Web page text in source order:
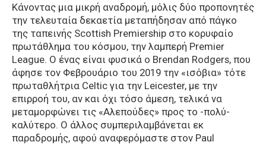
Κάνοντας μια μικρή αναδρομή, μόλις δύο προπονητές
την τελευταία δεκαετία μεταπήδησαν από πάγκο
της ταπεινής Scottish Premiership στο κορυφαίο
πρωτάθλημα του κόσμου, την λαμπερή Premier
League. Ο ένας είναι φυσικά ο Brendan Rodgers, που
άφησε τον Φεβρουάριο του 2019 την «ισόβια» τότε
πρωταθλήτρια Celtic για την Leicester, με την
επιρροή του, αν και όχι τόσο άμεση, τελικά να
μεταμορφώνει τις «Αλεπούδες» προς το -πολύ-
καλύτερο. Ο άλλος συμπεριλαμβάνεται εκ
παραδρομής, αφού αναφερόμαστε στον Paul